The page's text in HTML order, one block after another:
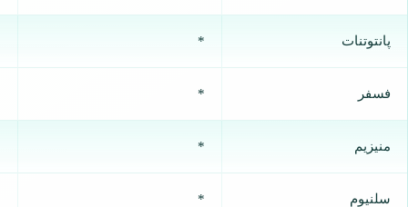
پانتوتنات *
فسفر *
منیزیم *
سلنیوم *